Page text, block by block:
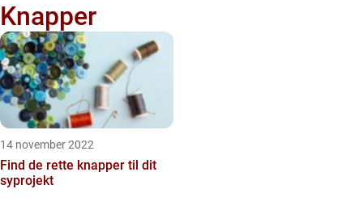
Knapper
14 november 2022
Find de rette knapper til dit
syprojekt